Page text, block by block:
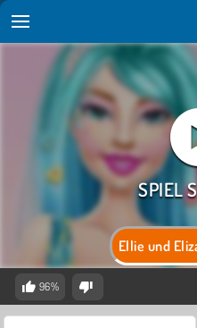
Ellie und
96%